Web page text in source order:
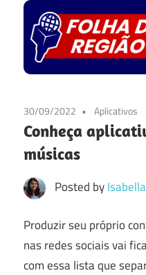
Skip
to
content
Folha
da
Região
30/09/2022 Aplicativos
Conheça
músicas
Posted byIsabella
Produzir seu próprio
nas redes sociais vai
com essa lista que